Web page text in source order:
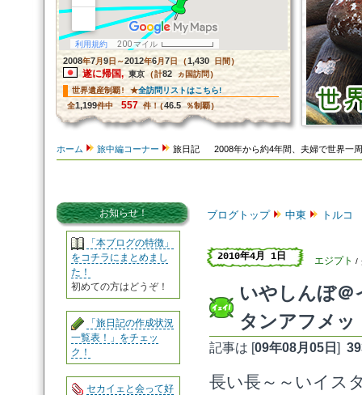
2008年7月 9日～2012年6月 7日 (1,430 日間)
遂に帰国, 東京 (計82 ヵ国訪問)
世界遺産制覇! ★全訪問リストはこちら!
全1,199件中 557 件！(46.5％制覇)
ホーム 旅中編コーナー 旅日記 2008年から約4年間、夫婦で世界一周
お知らせ！
「本ブログの特徴」
をコチラにまとめまし
た！
初めての方はどうぞ！
「旅日記の作成状況
一覧表！」をチェッ
ク！
セカイェと会って好
ブログトップ 中東 トルコ
2010年4月 1日 エジプト /
いやしんぼ
タンアフメッ
記事は [09年08月05日 ]
長い長～～いイス